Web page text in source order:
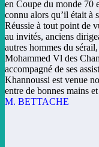
en Coupe du monde 70
connu alors qu’il était à
Réussie à tout point de
au invités, anciens
autres hommes du
Mohammed Vl des
accompagné de ses
Khannoussi est venue
entre de bonnes mains
M. BETTACHE